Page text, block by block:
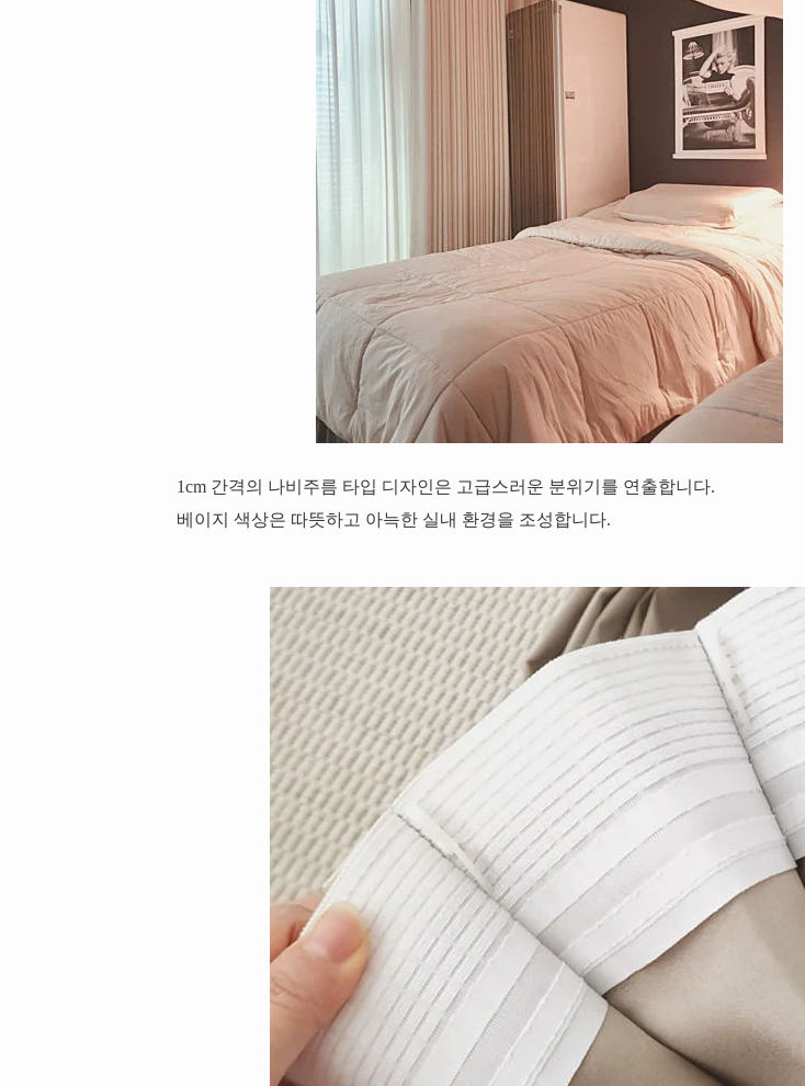
1cm 간격의 나비주름 타입 디자인은 고급스러운 분위기를 연출합니다.
베이지 색상은 따뜻하고 아늑한 실내 환경을 조성합니다.